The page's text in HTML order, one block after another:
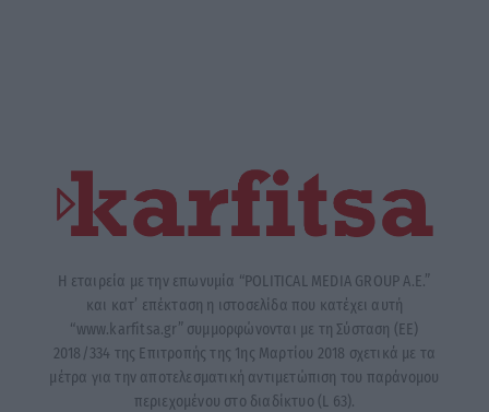
Η εταιρεία με την επωνυμία “POLITICAL MEDIA GROUP A.E.”
και κατ’ επέκταση η ιστοσελίδα που κατέχει αυτή
“www.karfitsa.gr” συμμορφώνονται με τη Σύσταση (ΕΕ)
2018/334 της Επιτροπής της 1ης Μαρτίου 2018 σχετικά με τα
μέτρα για την αποτελεσματική αντιμετώπιση του παράνομου
περιεχομένου στο διαδίκτυο (L 63).